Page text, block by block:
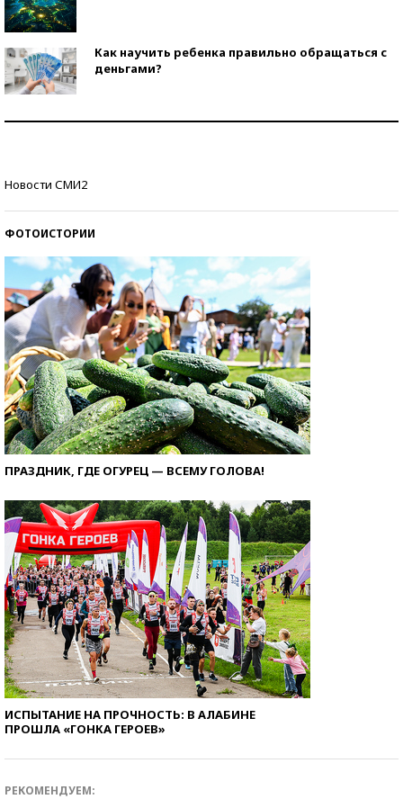
Как научить ребенка правильно обращаться с
деньгами?
Новости СМИ2
ФОТОИСТОРИИ
ПРАЗДНИК, ГДЕ ОГУРЕЦ — ВСЕМУ ГОЛОВА!
ИСПЫТАНИЕ НА ПРОЧНОСТЬ: В АЛАБИНЕ
ПРОШЛА «ГОНКА ГЕРОЕВ»
РЕКОМЕНДУЕМ: